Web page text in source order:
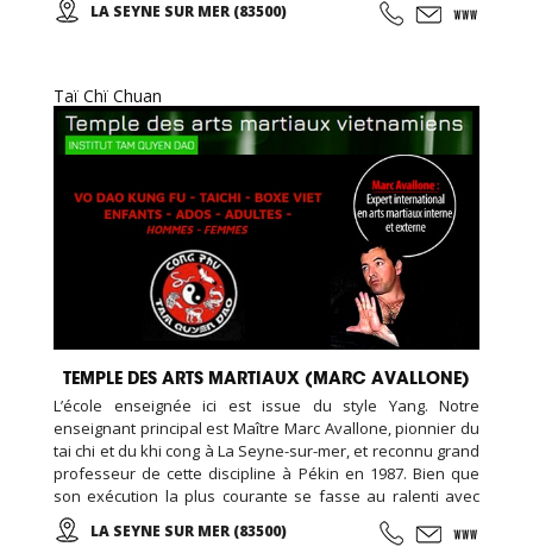
(taichi) peut s’exécuter de bien des manières différentes,
LA SEYNE SUR MER (83500)
Taï Chï Chuan
TEMPLE DES ARTS MARTIAUX (MARC AVALLONE)
L’école enseignée ici est issue du style Yang. Notre
enseignant principal est Maître Marc Avallone, pionnier du
tai chi et du khi cong à La Seyne-sur-mer, et reconnu grand
professeur de cette discipline à Pékin en 1987. Bien que
son exécution la plus courante se fasse au ralenti avec
des mouvements doux et unis entre eux, le thai cuc quyen
(taichi) peut s’exécuter de bien des manières différentes,
LA SEYNE SUR MER (83500)